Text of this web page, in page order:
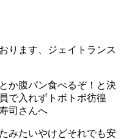
ります、ジェイトランス
か腹パン食べるぞ！と決
で入れずトボトボ彷徨
司さんへ
みたいやけどそれでも安